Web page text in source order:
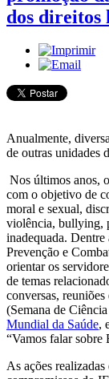
dos direitos
Anualmente,
de outras unidades
Nos últimos anos,
com o objetivo de
moral e sexual,
violência, bullying,
inadequada. Dentre
Prevenção e
orientar os
de temas
conversas,
(Semana de
Mundial da Saúde,
“Vamos falar sobre
As ações